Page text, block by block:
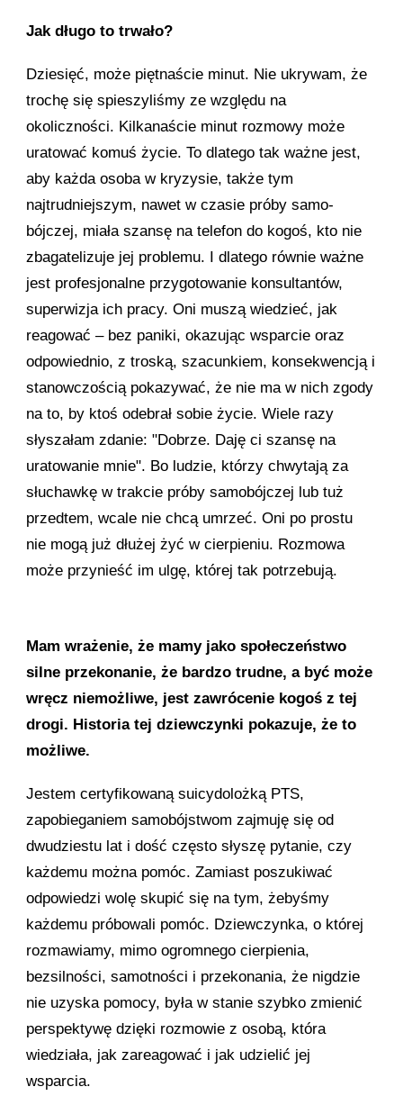
Jak długo to trwało?
Dziesięć, może piętnaście minut. Nie ukrywam, że
trochę się spieszyliśmy ze względu na
okoliczności. Kilkanaście minut rozmowy może
uratować komuś życie. To dlatego tak ważne jest,
aby każda osoba w kryzysie, także tym
najtrudniejszym, nawet w czasie próby samo­
bójczej, miała szansę na telefon do kogoś, kto nie
zbagatelizuje jej problemu. I dlatego równie ważne
jest profesjonalne przygotowanie konsultantów,
superwizja ich pracy. Oni muszą wiedzieć, jak
reagować – bez paniki, okazując wsparcie oraz
odpowiednio, z troską, szacunkiem, konsekwencją i
stanowczością pokazywać, że nie ma w nich zgody
na to, by ktoś odebrał sobie życie. Wiele razy
słyszałam zdanie: "Dobrze. Daję ci szansę na
uratowanie mnie". Bo ludzie, którzy chwytają za
słuchawkę w trakcie próby samobójczej lub tuż
przedtem, wcale nie chcą umrzeć. Oni po prostu
nie mogą już dłużej żyć w cierpieniu. Rozmowa
może przynieść im ulgę, której tak potrzebują.
Mam wrażenie, że mamy jako społeczeństwo
silne przekonanie, że bardzo trudne, a być może
wręcz niemożliwe, jest zawrócenie kogoś z tej
drogi. Historia tej dziewczynki pokazuje, że to
możliwe.
Jestem certyfikowaną suicydolożką PTS,
zapobieganiem samobójstwom zajmuję się od
dwudziestu lat i dość często słyszę pytanie, czy
każdemu można pomóc. Zamiast poszukiwać
odpowiedzi wolę skupić się na tym, żebyśmy
każdemu próbowali pomóc. Dziewczynka, o której
rozmawiamy, mimo ogromnego cierpienia,
bezsilności, samotności i przekonania, że nigdzie
nie uzyska pomocy, była w stanie szybko zmienić
perspektywę dzięki rozmowie z osobą, która
wiedziała, jak zareagować i jak udzielić jej
wsparcia.